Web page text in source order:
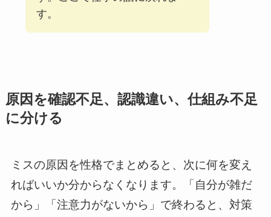
す。
原因を確認不足、認識違い、仕組み不足
に分ける
ミスの原因を性格でまとめると、次に何を変え
ればいいか分からなくなります。「自分が雑だ
から」「注意力がないから」で終わると、対策